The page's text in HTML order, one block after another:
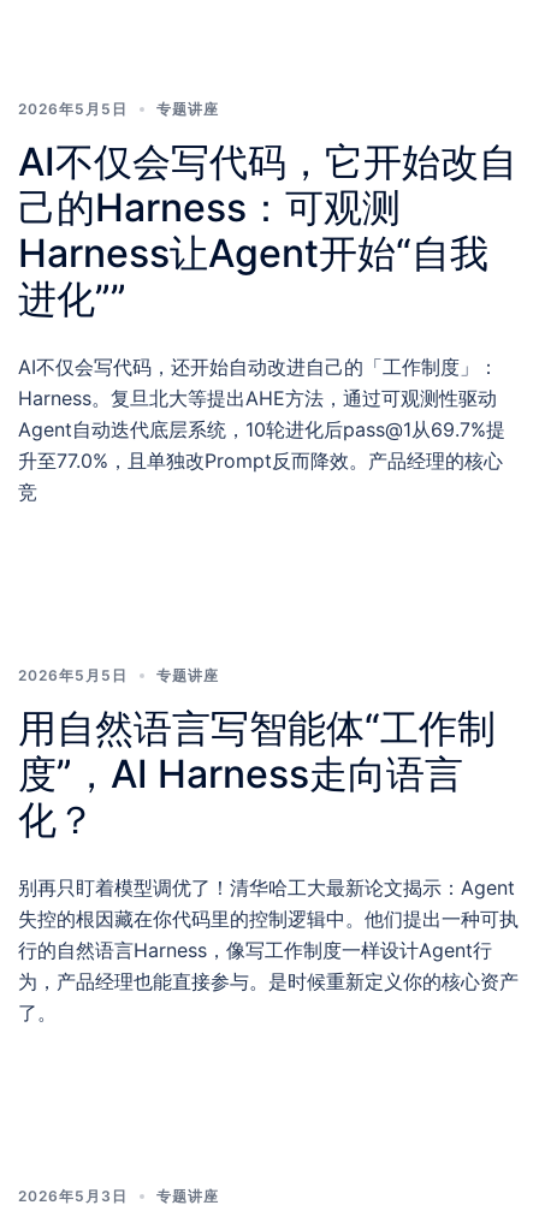
2026年5月5日 专题讲座
AI不仅会写代码，它开始改自
己的Harness：可观测
Harness让Agent开始“自我
进化””
AI不仅会写代码，还开始自动改进自己的「工作制度」：
Harness。复旦北大等提出AHE方法，通过可观测性驱动
Agent自动迭代底层系统，10轮进化后pass@1从69.7%提
升至77.0%，且单独改Prompt反而降效。产品经理的核心
竞
2026年5月5日 专题讲座
用自然语言写智能体“工作制
度”，AI Harness走向语言
化？
别再只盯着模型调优了！清华哈工大最新论文揭示：Agent
失控的根因藏在你代码里的控制逻辑中。他们提出一种可执
行的自然语言Harness，像写工作制度一样设计Agent行
为，产品经理也能直接参与。是时候重新定义你的核心资产
了。
2026年5月3日 专题讲座